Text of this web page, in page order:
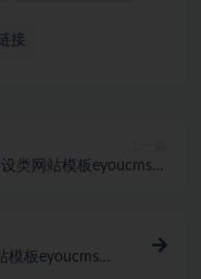
接
类网站模板eyoucms源
模板eyoucms源